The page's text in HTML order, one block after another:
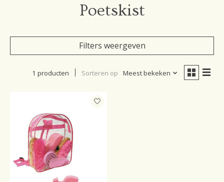
Poetskist
Filters weergeven
1 producten Sorteren op Meest bekeken